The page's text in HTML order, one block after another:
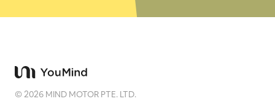
©2026 MIND MOTOR PTE. LTD.